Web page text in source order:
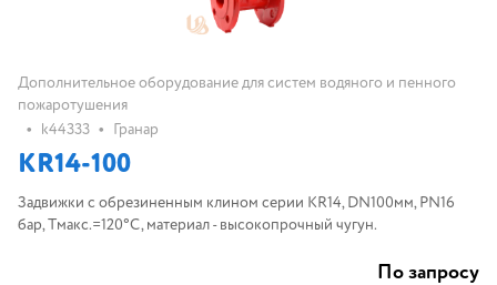
Дополнительное оборудование для систем водяного и пенного
пожаротушения
• k44333 • Гранар
KR14-100
Задвижки с обрезиненным клином серии KR14, DN100мм, PN16
бар, Tмакс.=120°С, материал - высокопрочный чугун.
По запросу